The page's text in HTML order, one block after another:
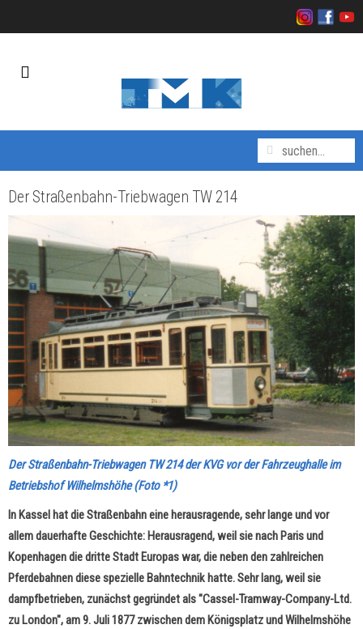
Der Straßenbahn-Triebwagen TW 214
Der Straßenbahn-Triebwagen TW 214 der KVG vor der Fahrzeughalle im
Betriebshof Wilhelmshöhe (Foto *1)
In Kassel hat die Straßenbahn eine herausragende, sehr lange und vor
allem dauerhafte Geschichte: Herausragend, weil sie nach Paris und
Kopenhagen die dritte Stadt Europas war, die neben den zahlreichen
Pferdebahnen diese spezielle Bahntechnik hatte. Sehr lang, weil sie
dampfbetrieben, zunächst gegründet als "Cassel-Tramway-Company-Ltd.
zu London", am 9. Juli 1877 zwischen dem Königsplatz und Wilhelmshöhe